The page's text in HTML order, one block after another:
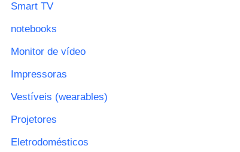
Smart TV
notebooks
Monitor de vídeo
Impressoras
Vestíveis (wearables)
Projetores
Eletrodomésticos